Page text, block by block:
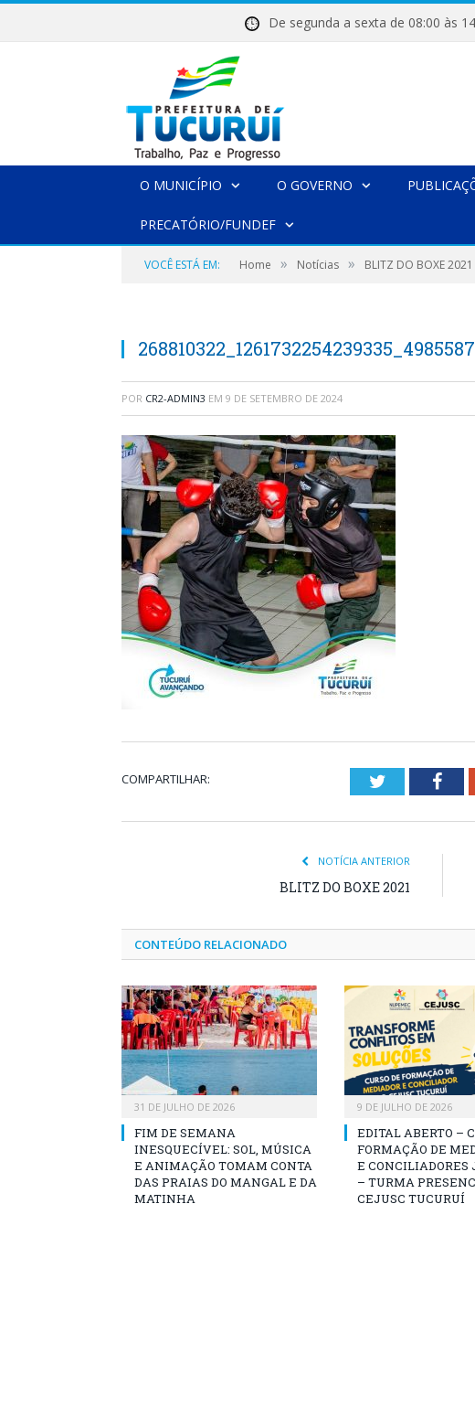
De segunda a sexta de 08:00
O MUNICÍPIO O GOVERNO
PRECATÓRIO/FUNDEF
VOCÊ ESTÁ EM: Home » Notícias » BLITZ DO BOXE 2021
POR CR2-ADMIN3 EM 9 DE SETEMBRO DE 2024
COMPARTILHAR: Twitter
NOTÍCIA ANTERIOR
BLITZ DO BOXE 2021
CONTEÚDO RELACIONADO
31 DE JULHO DE 2026
FIM DE SEMANA
INESQUECÍVEL: SOL, MÚSICA
E ANIMAÇÃO TOMAM CONTA
DAS PRAIAS DO MANGAL E DA
MATINHA
9 DE JULHO DE 2026
EDITAL ABERTO –
FORMAÇÃO DE
E CONCILIADORES
– TURMA
CEJUSC TUCURUÍ